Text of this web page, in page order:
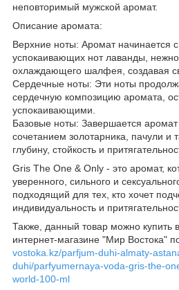
неповторимый мужской аромат.
Описание аромата:
Верхние ноты: Аромат начинается
успокаивающих нот лаванды,
охлаждающего шалфея, создавая
Сердечные ноты: Эти ноты
сердечную композицию аромата,
успокаивающими.
Базовые ноты: Завершается
сочетанием золотарника, пачули и
глубину, стойкость и
Gris The One & Only - это аромат,
уверенного, сильного и
подходящий для тех, кто хочет
индивидуальность и
Также, данный товар можно купить
интернет-магазине "Мир Востока"
vostoka.kz/parfjum-duhi-almaty-
duhi/parfyumernaya-voda-gris-the-
world-100-ml